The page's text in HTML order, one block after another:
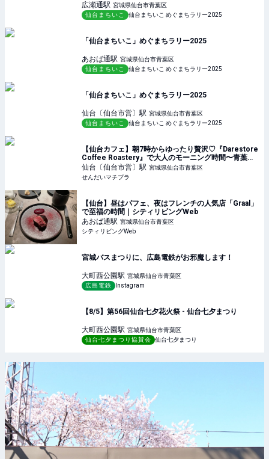
広瀬通駅 宮城県仙台市青葉区
仙台まちいこ
仙台まちいこ めぐまちラリー2025
「仙台まちいこ」めぐまちラリー2025
あおば通駅 宮城県仙台市青葉区
仙台まちいこ
仙台まちいこ めぐまちラリー2025
「仙台まちいこ」めぐまちラリー2025
仙台〔仙台市営〕駅 宮城県仙台市青葉区
仙台まちいこ
仙台まちいこ めぐまちラリー2025
【仙台カフェ】朝7時からゆったり贅沢♡『Darestore
Coffee Roastery』で大人のモーニング時間〜青葉区
花京院〜 - せんだいマチプラ
仙台〔仙台市営〕駅 宮城県仙台市青葉区
せんだいマチプラ
【仙台】昼はパフェ、夜はフレンチの人気店「Graal」
で至福の時間｜シティリビングWeb
あおば通駅 宮城県仙台市青葉区
シティリビングWeb
宮城バスまつりに、広島電鉄がお邪魔します！
大町西公園駅 宮城県仙台市青葉区
広島電鉄
Instagram
【8/5】第56回仙台七夕花火祭 - 仙台七夕まつり
大町西公園駅 宮城県仙台市青葉区
仙台七夕まつり協賛会
仙台七夕まつり